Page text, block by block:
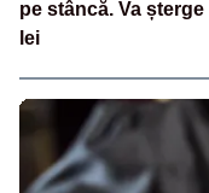
pe stâncă. Va
lei